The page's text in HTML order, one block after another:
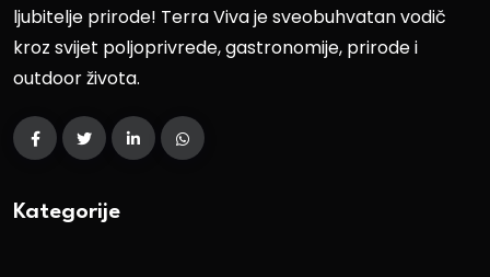
ljubitelje prirode! Terra Viva je sveobuhvatan vodič
kroz svijet poljoprivrede, gastronomije, prirode i
outdoor života.
Kategorije